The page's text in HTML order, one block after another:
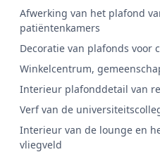
Afwerking van het plafond
patiëntenkamers
Decoratie van plafonds voor
Winkelcentrum,
Interieur plafonddetail van
Verf van de
Interieur van de lounge en
vliegveld